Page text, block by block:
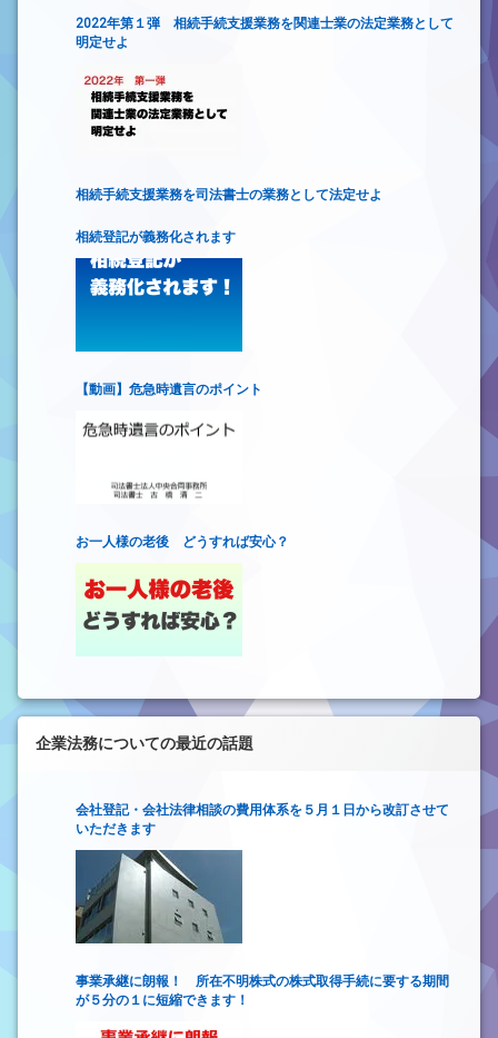
2022年第１弾 相続手続支援業務を関連士業の法定業務として
明定せよ
相続手続支援業務を司法書士の業務として法定せよ
相続登記が義務化されます
【動画】危急時遺言のポイント
お一人様の老後 どうすれば安心？
企業法務についての最近の話題
会社登記・会社法律相談の費用体系を５月１日から改訂させて
いただきます
事業承継に朗報！ 所在不明株式の株式取得手続に要する期間
が５分の１に短縮できます！